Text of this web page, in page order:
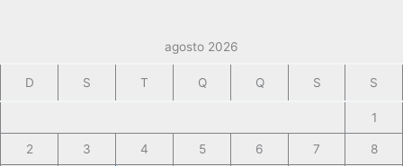
agosto 2026
D S T Q Q S S
1
2 3 4 5 6 7 8